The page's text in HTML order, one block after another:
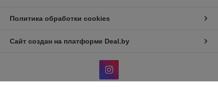
Политика обработки cookies
Сайт создан на платформе Deal.by